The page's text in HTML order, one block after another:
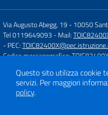
Via Augusto Abegg, 19 -10050
Tel 0119649093 - Mail:
- PEC:
Codice meccanografico:
Questo sito utilizza cookie
servizi. Per maggiori
policy.